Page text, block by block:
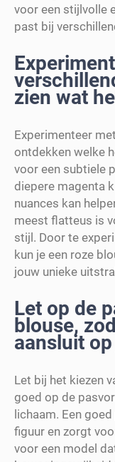
voor een stijlvolle
past bij
zien wat
Experimenteer
ontdekken welke
voor een subtiele
diepere magenta
nuances kan
meest flatteus is
stijl. Door te
kun je een roze
jouw unieke
Let op de
blouse,
aansluit
Let bij het kiezen
goed op de
lichaam. Een
figuur en zorgt
voor een model